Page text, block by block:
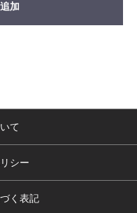
加
て
シー
く表記